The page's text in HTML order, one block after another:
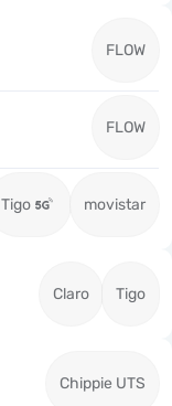
FLOW
FLOW
Tigo movistar
Claro Tigo
Chippie UTS